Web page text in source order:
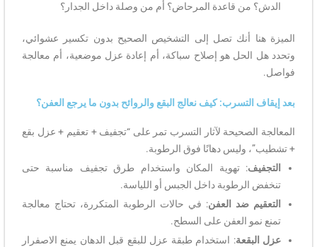
الدش؟ من قاعدة المرحاض؟ أم من وصلة داخل الجدار؟
الميزة هنا أنك تصل إلى التشخيص الصحيح بدون تكسير عشوائي،
وتحدد هل الحل هو إصلاح سباكة، أم إعادة عزل موضعية، أم معالجة
فواصل.
بعد إيقاف التسرب: كيف نعالج البقع والروائح بدون ما يرجع العفن؟
المعالجة الصحيحة لآثار التسرب تمر على “تجفيف + تعقيم + عزل بقع
+ تشطيب”، وليس دهانًا فوق الرطوبة.
التجفيف: تهوية المكان واستخدام طرق تجفيف مناسبة حتى
تنخفض الرطوبة داخل الجبس أو اللياسة.
التعقيم ضد العفن: في حالات الرطوبة المتكررة، تحتاج معالجة
تمنع نمو العفن على السطح.
عزل البقعة: استخدام طبقة عزل للبقع قبل الدهان يمنع الاصفرار